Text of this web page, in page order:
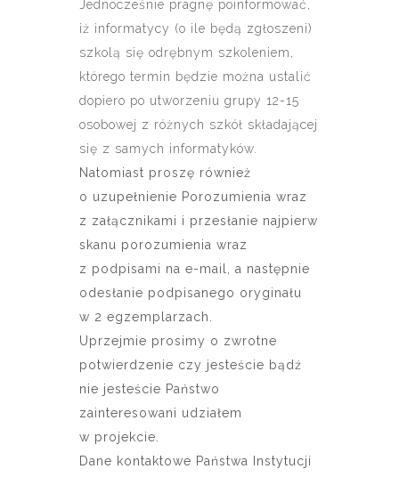
Jednocześnie pragnę poinformować,
iż informatycy (o ile będą zgłoszeni)
szkolą się odrębnym szkoleniem,
którego termin będzie można ustalić
dopiero po utworzeniu grupy 12-15
osobowej z różnych szkół składającej
się z samych informatyków.
Natomiast proszę również
o uzupełnienie Porozumienia wraz
z załącznikami i przesłanie najpierw
skanu porozumienia wraz
z podpisami na e-mail, a następnie
odesłanie podpisanego oryginału
w 2 egzemplarzach.
Uprzejmie prosimy o zwrotne
potwierdzenie czy jesteście bądź
nie jesteście Państwo
zainteresowani udziałem
w projekcie.
Dane kontaktowe Państwa Instytucji